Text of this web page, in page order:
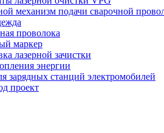
механизм подачи сварочной
проволока
маркер
лазерной зачистки
энергии
зарядных станций электромобилей
проект